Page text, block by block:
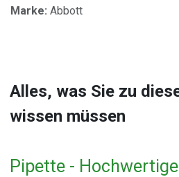
Marke: Abbott
Alles, was Sie zu
wissen müssen
Pipette -